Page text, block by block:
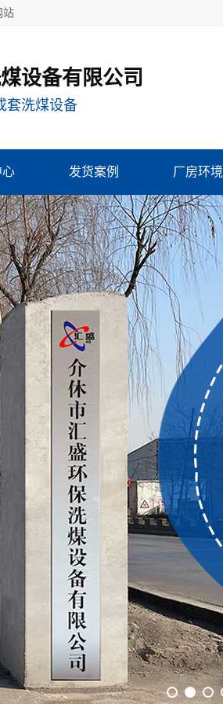
站
设备有限公司
套洗煤设备
心 发货案例 厂房环境